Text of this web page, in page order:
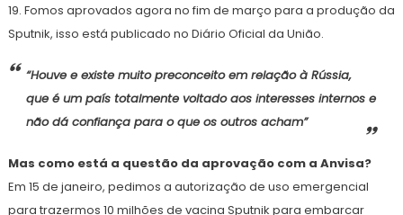
19. Fomos aprovados agora no fim de março para a produção da
Sputnik, isso está publicado no Diário Oficial da União.
“Houve e existe muito preconceito em relação à Rússia,
que é um país totalmente voltado aos interesses internos e
não dá confiança para o que os outros acham”
Mas como está a questão da aprovação com a Anvisa?
Em 15 de janeiro, pedimos a autorização de uso emergencial
para trazermos 10 milhões de vacina Sputnik para embarcar